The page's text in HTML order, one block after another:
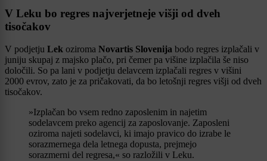
V Leku bo regres najverjetneje višji od dveh
tisočakov
V podjetju Lek oziroma Novartis Slovenija bodo regres izplačali v
juniju skupaj z majsko plačo, pri čemer pa višine izplačila še niso
določili. So pa lani v podjetju delavcem izplačali regres v višini
2000 evrov, zato je za pričakovati, da bo letošnji regres višji od dveh
tisočakov.
»Izplačan bo vsem redno zaposlenim in najetim
sodelavcem preko agencij za zaposlovanje. Zaposleni
oziroma najeti sodelavci, ki imajo pravico do izrabe le
sorazmernega dela letnega dopusta, prejmejo
sorazmerni del regresa,« so razložili v Leku.